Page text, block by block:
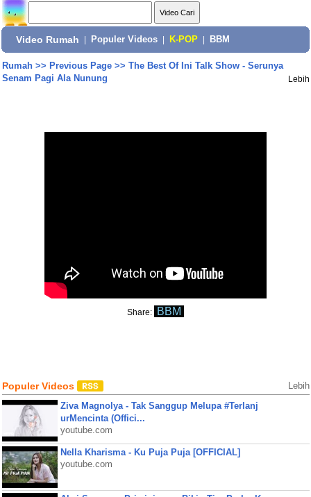
Video Rumah Populer Videos K-POP BBM
Rumah>> Previous Page>> The Best Of Ini Talk Show - Serunya
Senam Pagi Ala Nunung
Lebih
Share: BBM
Populer Videos Lebih
Ziva Magnolya - Tak Sanggup Melupa #Terlanj
urMencinta (Offici...
youtube.com
Nella Kharisma - Ku Puja Puja [OFFICIAL]
youtube.com